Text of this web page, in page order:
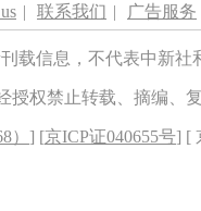
| 联系我们 | 广告服务
载信息，不代表中新
授权禁止转载、摘编、
） ] [京ICP证040655号] [